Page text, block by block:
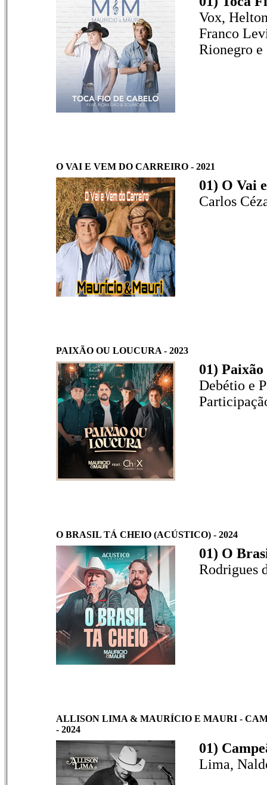
Vox,
Franco
Rionegro e
O VAI E VEM DO CARREIRO - 2021
01) O Vai
Carlos
PAIXÃO OU LOUCURA - 2023
01)
Debétio e
O BRASIL TÁ CHEIO (ACÚSTICO) - 2024
01) O
Rodrigues
ALLISON LIMA & MAURÍCIO E MAURI -
- 2024
01)
Lima,